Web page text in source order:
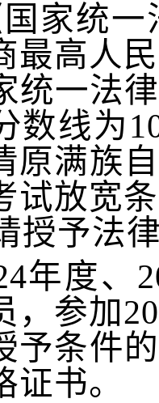
家统
最高人
统一法
数线为
原满族
试放宽
授予法
4年度、
，参加
予条件
书。